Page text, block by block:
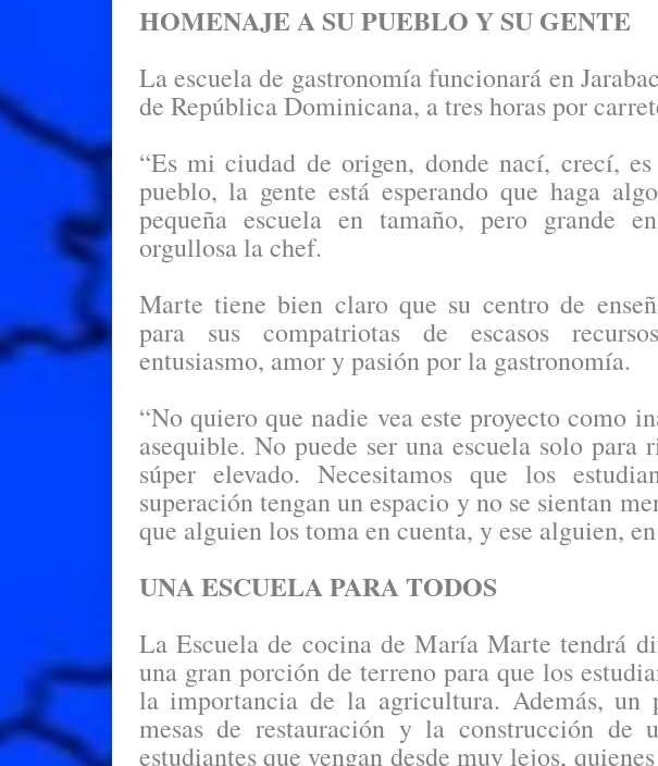
HOMENAJE A SU PUEBLO Y SU GENTE
La escuela de gastronomía funcionará en
de República Dominicana, a tres horas por
“Es mi ciudad de origen, donde nací, crecí,
pueblo, la gente está esperando que haga
pequeña escuela en tamaño, pero grande
orgullosa la chef.
Marte tiene bien claro que su centro de
para sus compatriotas de escasos
entusiasmo, amor y pasión por la gastronomía.
“No quiero que nadie vea este proyecto como
asequible. No puede ser una escuela solo para
súper elevado. Necesitamos que los
superación tengan un espacio y no se sientan
que alguien los toma en cuenta, y ese alguien,
UNA ESCUELA PARA TODOS
La Escuela de cocina de María Marte tendrá
una gran porción de terreno para que los
la importancia de la agricultura. Además, un
mesas de restauración y la construcción de
estudiantes que vengan desde muy lejos,